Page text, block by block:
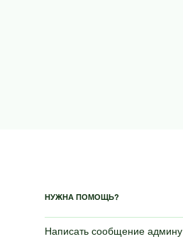
НУЖНА ПОМОЩЬ?
Написать сообщение админу